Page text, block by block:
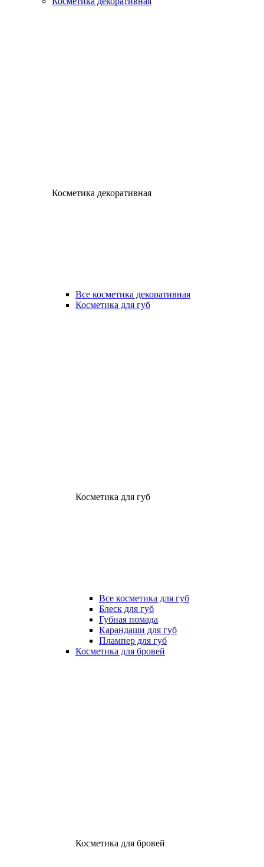
Косметика декоративная
Все косметика декоративная
Косметика для губ
Косметика для губ
Все косметика для губ
Блеск для губ
Губная помада
Карандаши для губ
Плампер для губ
Косметика для бровей
Косметика для бровей